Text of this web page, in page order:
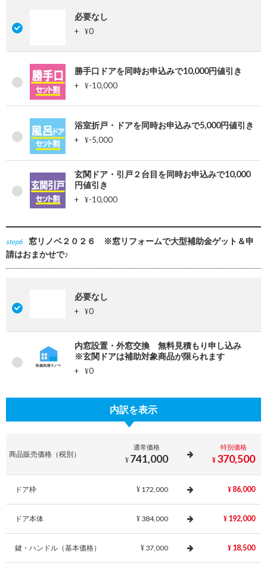
必要なし
+ ¥0
勝手口ドアを同時お申込みで10,000円値引き
+ ¥-10,000
浴室折戸・ドアを同時お申込みで5,000円値引き
+ ¥-5,000
玄関ドア・引戸２台目を同時お申込みで10,000
円値引き
+ ¥-10,000
step6
窓リノベ２０２６ ※窓リフォームで大型補助金ゲット＆申
請はおまかせで♪
必要なし
+ ¥0
内窓設置・外窓交換 無料見積もり申し込み
※玄関ドアは補助対象商品が限られます
+ ¥0
内訳を表示
商品販売価格（税別）
通常価格
¥ 741,000
特別価格
¥ 370,500
ドア枠 ¥ 172,000 ¥ 86,000
ドア本体 ¥ 384,000 ¥ 192,000
鍵・ハンドル（基本価格） ¥ 37,000 ¥ 18,500